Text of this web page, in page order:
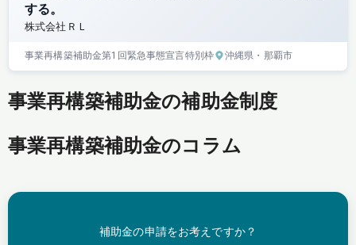
する。
株式会社ＲＬ
事業再構築補助金第1回緊急事態宣言特別枠 沖縄県 ・那覇市
事業再構築補助金の補助金制度
事業再構築補助金のコラム
補助金の申請をお考えですか？